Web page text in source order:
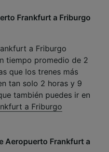
Frankfurt a Friburgo
a Friburgo
tiempo promedio de 2
que los trenes más
tan solo 2 horas y 9
también puedes ir en
a Friburgo
Aeropuerto Frankfurt a